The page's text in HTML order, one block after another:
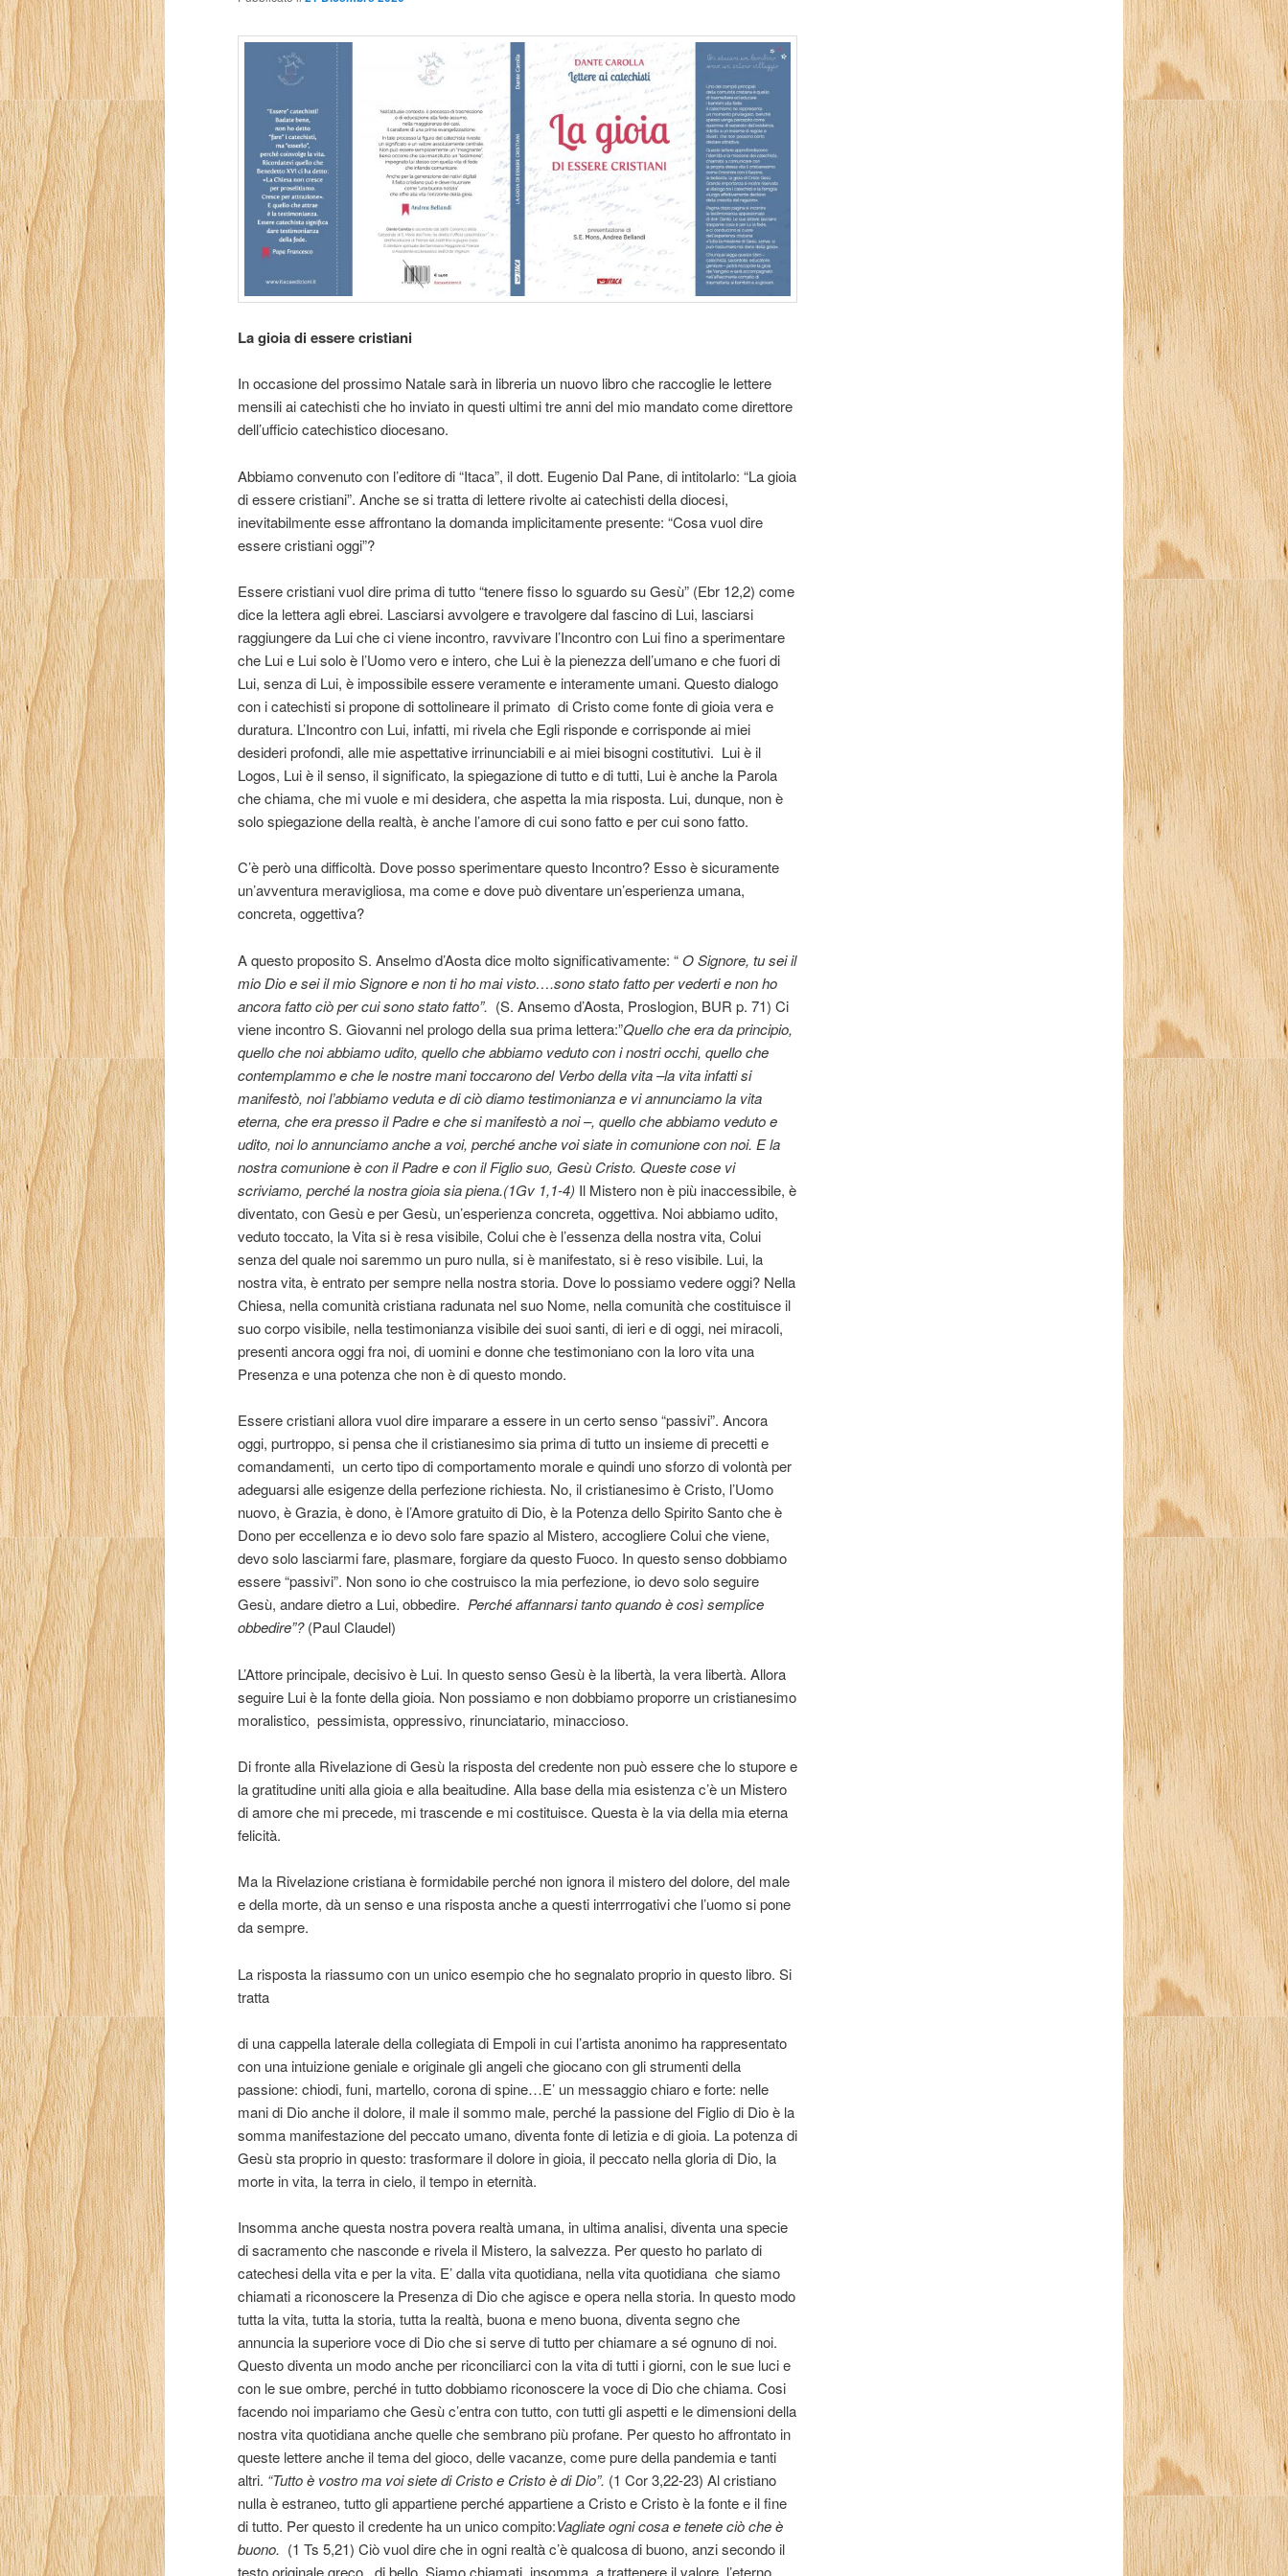
La gioia di essere cristiani
In occasione del prossimo Natale sarà in libreria un nuovo libro che raccoglie le lettere
mensili ai catechisti che ho inviato in questi ultimi tre anni del mio mandato come direttore
dell’ufficio catechistico diocesano.
Abbiamo convenuto con l’editore di “Itaca”, il dott. Eugenio Dal Pane, di intitolarlo: “La gioia
di essere cristiani”. Anche se si tratta di lettere rivolte ai catechisti della diocesi,
inevitabilmente esse affrontano la domanda implicitamente presente: “Cosa vuol dire
essere cristiani oggi”?
Essere cristiani vuol dire prima di tutto “tenere fisso lo sguardo su Gesù” (Ebr 12,2) come
dice la lettera agli ebrei. Lasciarsi avvolgere e travolgere dal fascino di Lui, lasciarsi
raggiungere da Lui che ci viene incontro, ravvivare l’Incontro con Lui fino a sperimentare
che Lui e Lui solo è l’Uomo vero e intero, che Lui è la pienezza dell’umano e che fuori di
Lui, senza di Lui, è impossibile essere veramente e interamente umani. Questo dialogo
con i catechisti si propone di sottolineare il primato di Cristo come fonte di gioia vera e
duratura. L’Incontro con Lui, infatti, mi rivela che Egli risponde e corrisponde ai miei
desideri profondi, alle mie aspettative irrinunciabili e ai miei bisogni costitutivi. Lui è il
Logos, Lui è il senso, il significato, la spiegazione di tutto e di tutti, Lui è anche la Parola
che chiama, che mi vuole e mi desidera, che aspetta la mia risposta. Lui, dunque, non è
solo spiegazione della realtà, è anche l’amore di cui sono fatto e per cui sono fatto.
C’è però una difficoltà. Dove posso sperimentare questo Incontro? Esso è sicuramente
un’avventura meravigliosa, ma come e dove può diventare un’esperienza umana,
concreta, oggettiva?
A questo proposito S. Anselmo d’Aosta dice molto significativamente: “ O Signore, tu sei il
mio Dio e sei il mio Signore e non ti ho mai visto….sono stato fatto per vederti e non ho
ancora fatto ciò per cui sono stato fatto”. (S. Ansemo d’Aosta, Proslogion, BUR p. 71) Ci
viene incontro S. Giovanni nel prologo della sua prima lettera:”Quello che era da principio,
quello che noi abbiamo udito, quello che abbiamo veduto con i nostri occhi, quello che
contemplammo e che le nostre mani toccarono del Verbo della vita –la vita infatti si
manifestò, noi l’abbiamo veduta e di ciò diamo testimonianza e vi annunciamo la vita
eterna, che era presso il Padre e che si manifestò a noi –, quello che abbiamo veduto e
udito, noi lo annunciamo anche a voi, perché anche voi siate in comunione con noi. E la
nostra comunione è con il Padre e con il Figlio suo, Gesù Cristo. Queste cose vi
scriviamo, perché la nostra gioia sia piena.(1Gv 1,1-4) Il Mistero non è più inaccessibile, è
diventato, con Gesù e per Gesù, un’esperienza concreta, oggettiva. Noi abbiamo udito,
veduto toccato, la Vita si è resa visibile, Colui che è l’essenza della nostra vita, Colui
senza del quale noi saremmo un puro nulla, si è manifestato, si è reso visibile. Lui, la
nostra vita, è entrato per sempre nella nostra storia. Dove lo possiamo vedere oggi? Nella
Chiesa, nella comunità cristiana radunata nel suo Nome, nella comunità che costituisce il
suo corpo visibile, nella testimonianza visibile dei suoi santi, di ieri e di oggi, nei miracoli,
presenti ancora oggi fra noi, di uomini e donne che testimoniano con la loro vita una
Presenza e una potenza che non è di questo mondo.
Essere cristiani allora vuol dire imparare a essere in un certo senso “passivi”. Ancora
oggi, purtroppo, si pensa che il cristianesimo sia prima di tutto un insieme di precetti e
comandamenti, un certo tipo di comportamento morale e quindi uno sforzo di volontà per
adeguarsi alle esigenze della perfezione richiesta. No, il cristianesimo è Cristo, l’Uomo
nuovo, è Grazia, è dono, è l’Amore gratuito di Dio, è la Potenza dello Spirito Santo che è
Dono per eccellenza e io devo solo fare spazio al Mistero, accogliere Colui che viene,
devo solo lasciarmi fare, plasmare, forgiare da questo Fuoco. In questo senso dobbiamo
essere “passivi”. Non sono io che costruisco la mia perfezione, io devo solo seguire
Gesù, andare dietro a Lui, obbedire. Perché affannarsi tanto quando è così semplice
obbedire”?(Paul Claudel)
L’Attore principale, decisivo è Lui. In questo senso Gesù è la libertà, la vera libertà. Allora
seguire Lui è la fonte della gioia. Non possiamo e non dobbiamo proporre un cristianesimo
moralistico, pessimista, oppressivo, rinunciatario, minaccioso.
Di fronte alla Rivelazione di Gesù la risposta del credente non può essere che lo stupore e
la gratitudine uniti alla gioia e alla beaitudine. Alla base della mia esistenza c’è un Mistero
di amore che mi precede, mi trascende e mi costituisce. Questa è la via della mia eterna
felicità.
Ma la Rivelazione cristiana è formidabile perché non ignora il mistero del dolore, del male
e della morte, dà un senso e una risposta anche a questi interrrogativi che l’uomo si pone
da sempre.
La risposta la riassumo con un unico esempio che ho segnalato proprio in questo libro. Si
tratta
di una cappella laterale della collegiata di Empoli in cui l’artista anonimo ha rappresentato
con una intuizione geniale e originale gli angeli che giocano con gli strumenti della
passione: chiodi, funi, martello, corona di spine…E’ un messaggio chiaro e forte: nelle
mani di Dio anche il dolore, il male il sommo male, perché la passione del Figlio di Dio è la
somma manifestazione del peccato umano, diventa fonte di letizia e di gioia. La potenza di
Gesù sta proprio in questo: trasformare il dolore in gioia, il peccato nella gloria di Dio, la
morte in vita, la terra in cielo, il tempo in eternità.
Insomma anche questa nostra povera realtà umana, in ultima analisi, diventa una specie
di sacramento che nasconde e rivela il Mistero, la salvezza. Per questo ho parlato di
catechesi della vita e per la vita. E’ dalla vita quotidiana, nella vita quotidiana che siamo
chiamati a riconoscere la Presenza di Dio che agisce e opera nella storia. In questo modo
tutta la vita, tutta la storia, tutta la realtà, buona e meno buona, diventa segno che
annuncia la superiore voce di Dio che si serve di tutto per chiamare a sé ognuno di noi.
Questo diventa un modo anche per riconciliarci con la vita di tutti i giorni, con le sue luci e
con le sue ombre, perché in tutto dobbiamo riconoscere la voce di Dio che chiama. Cosi
facendo noi impariamo che Gesù c’entra con tutto, con tutti gli aspetti e le dimensioni della
nostra vita quotidiana anche quelle che sembrano più profane. Per questo ho affrontato in
queste lettere anche il tema del gioco, delle vacanze, come pure della pandemia e tanti
altri. “Tutto è vostro ma voi siete di Cristo e Cristo è di Dio”. (1 Cor 3,22-23) Al cristiano
nulla è estraneo, tutto gli appartiene perché appartiene a Cristo e Cristo è la fonte e il fine
di tutto. Per questo il credente ha un unico compito:Vagliate ogni cosa e tenete ciò che è
buono. (1 Ts 5,21) Ciò vuol dire che in ogni realtà c’è qualcosa di buono, anzi secondo il